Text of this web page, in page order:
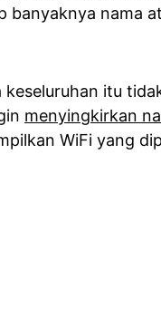
banyaknya nama
keseluruhan itu
menyingkirkan
WiFi yang